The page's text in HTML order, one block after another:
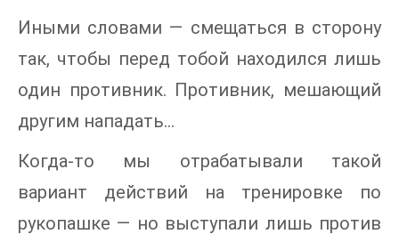
Иными словами — смещаться в сторону
так, чтобы перед тобой находился лишь
один противник. Противник, мешающий
другим нападать…
Когда-то мы отрабатывали такой
вариант действий на тренировке по
рукопашке — но выступали лишь против